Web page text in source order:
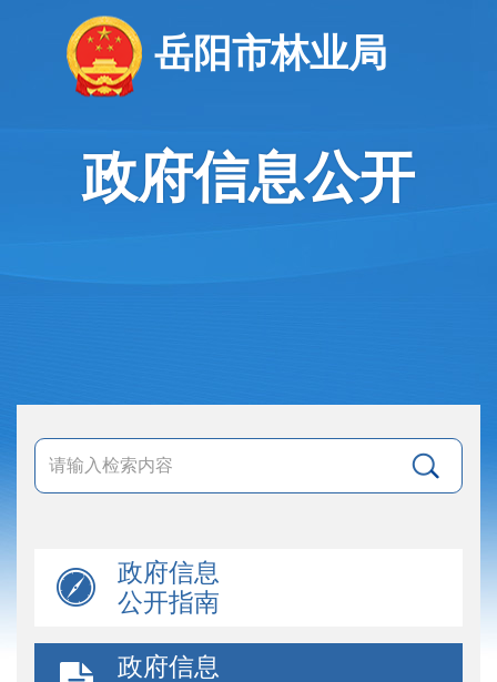
岳阳市林业局
政府信息公开
政府信息
公开指南
政府信息